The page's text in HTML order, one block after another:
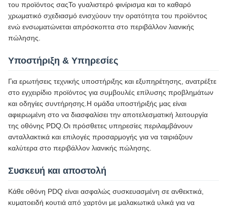
του προϊόντος σαςΤο γυαλιστερό φινίρισμα και το καθαρό
χρωματικό σχεδιασμό ενισχύουν την ορατότητα του προϊόντος
ενώ ενσωματώνεται απρόσκοπτα στο περιβάλλον λιανικής
πώλησης.
Υποστήριξη & Υπηρεσίες
Για ερωτήσεις τεχνικής υποστήριξης και εξυπηρέτησης, ανατρέξτε
στο εγχειρίδιο προϊόντος για συμβουλές επίλυσης προβλημάτων
και οδηγίες συντήρησης.Η ομάδα υποστήριξής μας είναι
αφιερωμένη στο να διασφαλίσει την αποτελεσματική λειτουργία
της οθόνης PDQ.Οι πρόσθετες υπηρεσίες περιλαμβάνουν
ανταλλακτικά και επιλογές προσαρμογής για να ταιριάζουν
καλύτερα στο περιβάλλον λιανικής πώλησης.
Συσκευή και αποστολή
Κάθε οθόνη PDQ είναι ασφαλώς συσκευασμένη σε ανθεκτικά,
κυματοειδή κουτιά από χαρτόνι με μαλακωτικά υλικά για να